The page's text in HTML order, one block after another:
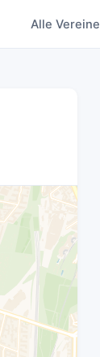
Alle Vereine